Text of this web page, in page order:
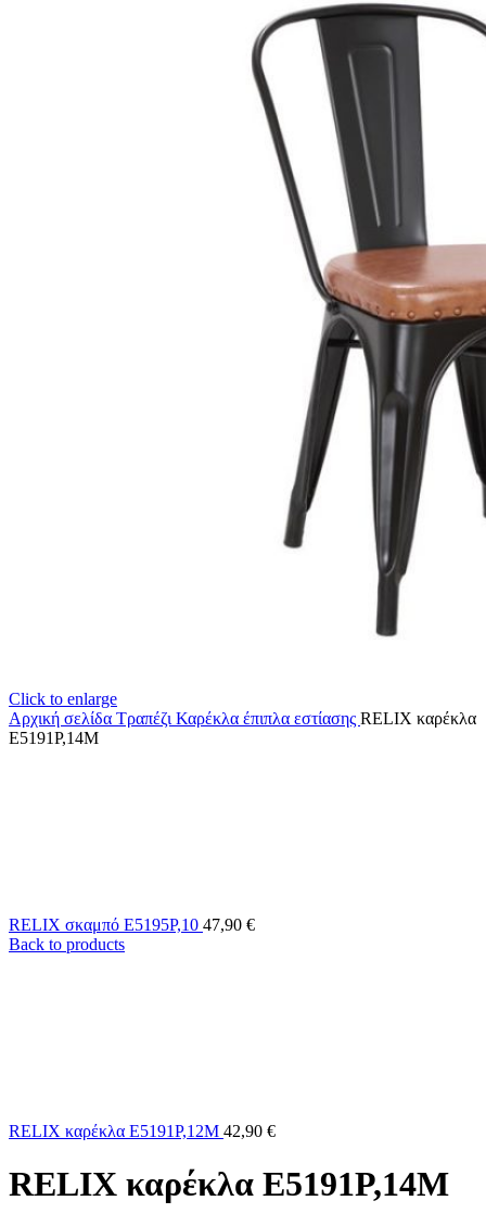
Click to enlarge
Αρχική σελίδα Τραπέζι Καρέκλα έπιπλα εστίασης RELIX καρέκλα
Ε5191Ρ,14Μ
RELIX σκαμπό Ε5195Ρ,10 47,90 €
Back to products
RELIX καρέκλα Ε5191Ρ,12Μ 42,90 €
RELIX καρέκλα Ε5191Ρ,14Μ